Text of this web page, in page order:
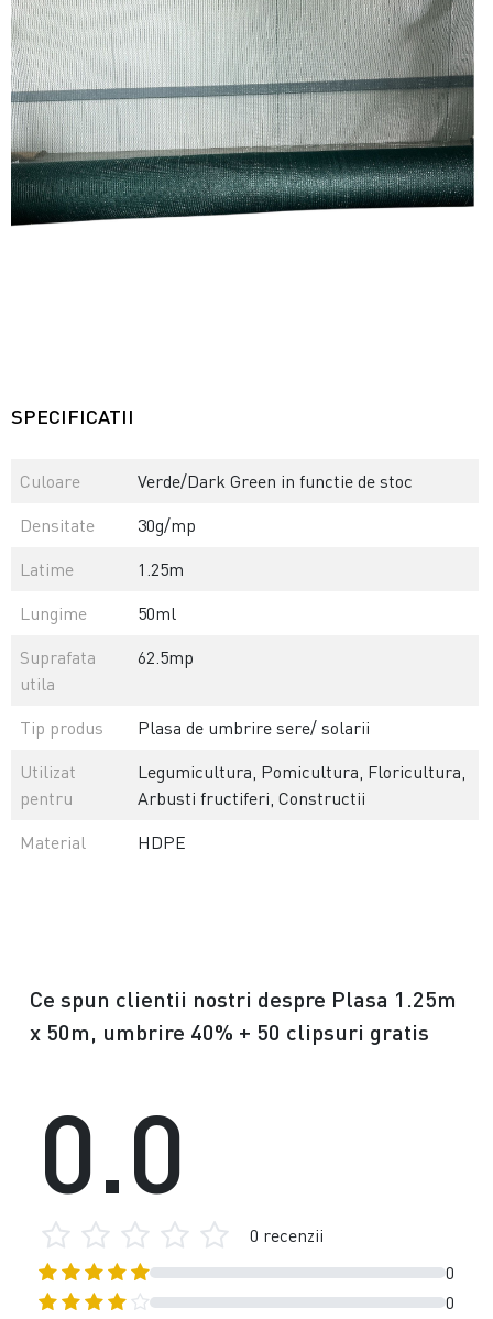
SPECIFICATII
Culoare
Verde/Dark Green in functie de stoc
Densitate
30g/mp
Latime
1.25m
Lungime
50ml
Suprafata
utila
62.5mp
Tip produs
Plasa de umbrire sere/ solarii
Utilizat
pentru
Legumicultura, Pomicultura, Floricultura,
Arbusti fructiferi, Constructii
Material
HDPE
Ce spun clientii nostri despre Plasa 1.25m
x 50m, umbrire 40% + 50 clipsuri gratis
0
0
0.0
0 recenzii